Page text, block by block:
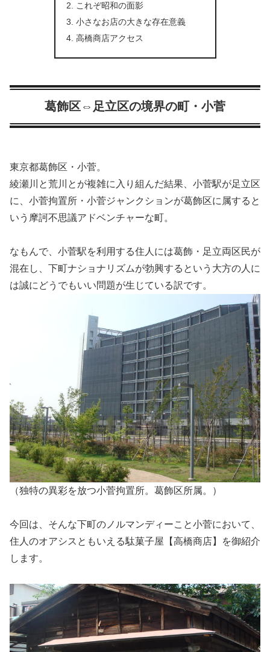
これぞ昭和の面影
小さなお店の大きな存在意義
高橋商店アクセス
葛飾区⇔足立区の境界の町・小菅
東京都葛飾区・小菅。
綾瀬川と荒川とが複雑に入り組んだ結果、小菅駅が足立区
に、小菅拘置所・小菅ジャンクションが葛飾区に属すると
いう摩訶不思議アドベンチャーな町。
なもんで、小菅駅を利用する住人には葛飾・足立両区民が
混在し、下町ナショナリズムが勃興するという大方の人に
は誠にどうでもいい問題が生じている訳です。
（独特の異彩を放つ小菅拘置所。葛飾区所属。）
今回は、そんな下町のノルマンディーこと小菅において、
住人のオアシスともいえる駄菓子屋【高橋商店】を御紹介
します。